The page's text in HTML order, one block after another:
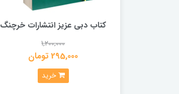
کتاب دبی عزیز انتشارات خرچنگ
1,200,000
295,000 تومان
خرید